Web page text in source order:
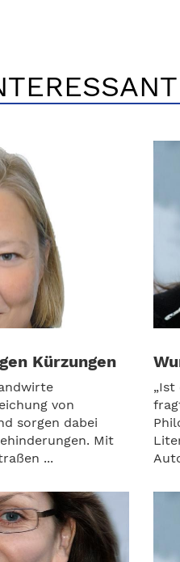
Kürzungen
von
sorgen dabei
Mit
...
„Ist